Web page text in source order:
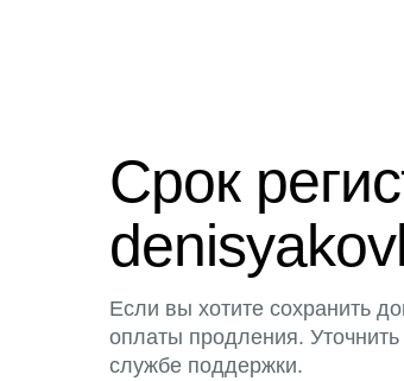
Срок
Если вы хотите сохранить
оплаты продления.
службе поддержки.